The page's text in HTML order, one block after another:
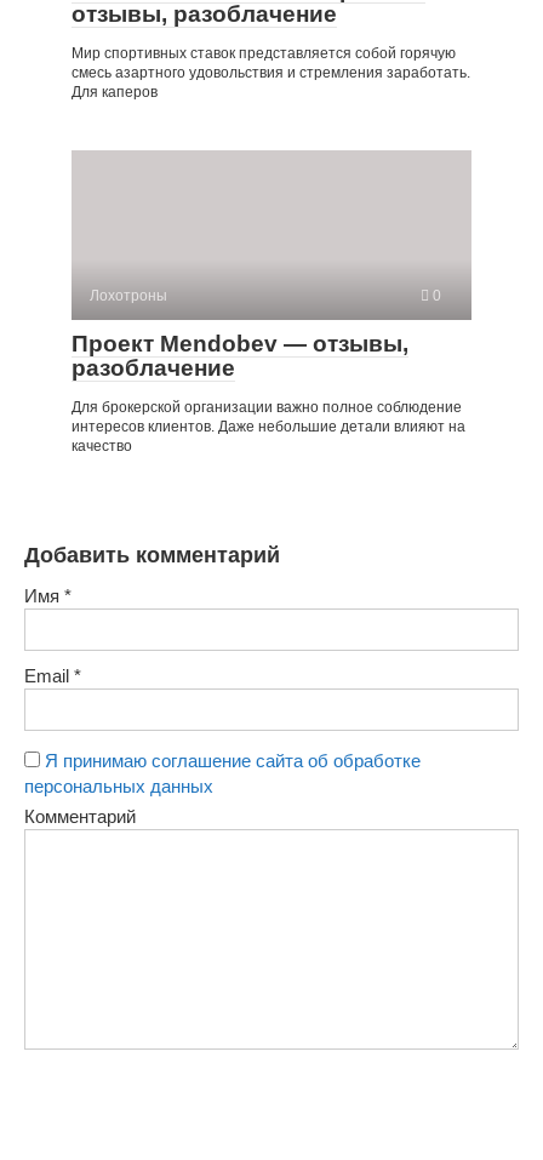
отзывы, разоблачение
Мир спортивных ставок представляется собой горячую
смесь азартного удовольствия и стремления заработать.
Для каперов
Лохотроны 0
Проект Mendobev — отзывы,
разоблачение
Для брокерской организации важно полное соблюдение
интересов клиентов. Даже небольшие детали влияют на
качество
Добавить комментарий
Имя *
Email *
Я принимаю соглашение сайта об обработке
персональных данных
Комментарий